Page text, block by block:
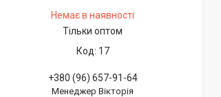
Немає в наявності
Тільки оптом
17
+380 (96) 657-91-64
Менеджер Вікторія